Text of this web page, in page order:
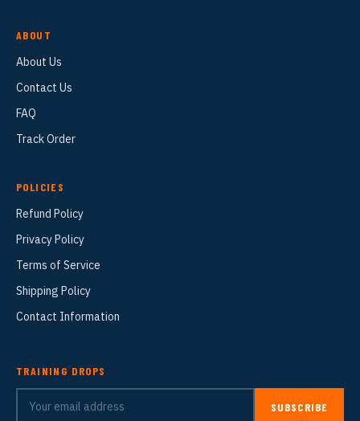
ABOUT
About Us
Contact Us
FAQ
Track Order
POLICIES
Refund Policy
Privacy Policy
Terms of Service
Shipping Policy
Contact Information
TRAINING DROPS
SUBSCRIBE